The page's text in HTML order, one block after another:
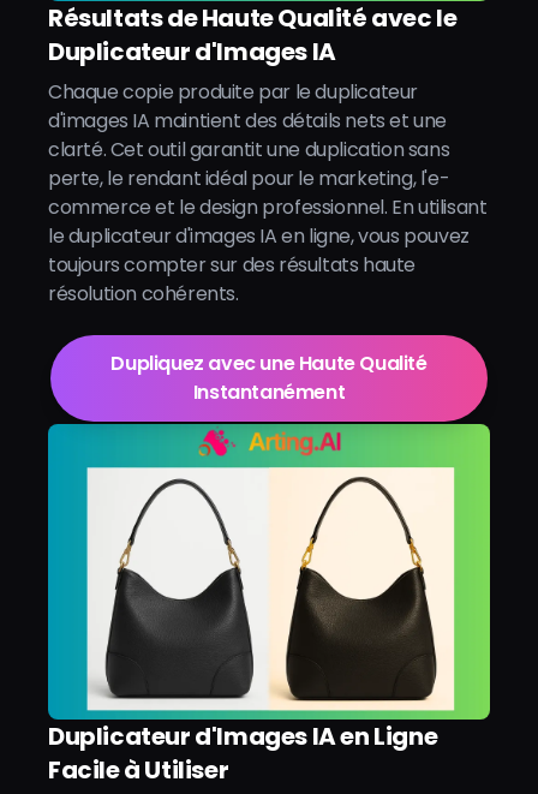
Résultats de Haute Qualité avec le
Duplicateur d'Images IA
Chaque copie produite par le duplicateur
d'images IA maintient des détails nets et une
clarté. Cet outil garantit une duplication sans
perte, le rendant idéal pour le marketing, l'e-
commerce et le design professionnel. En utilisant
le duplicateur d'images IA en ligne, vous pouvez
toujours compter sur des résultats haute
résolution cohérents.
Dupliquez avec une Haute Qualité
Instantanément
Duplicateur d'Images IA en Ligne
Facile à Utiliser